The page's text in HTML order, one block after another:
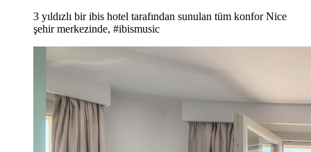
3 yıldızlı bir ibis hotel tarafından sunulan tüm konfor Nice
şehir merkezinde, #ibismusic